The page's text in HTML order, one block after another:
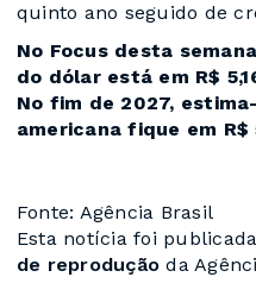
quinto ano seguido de
No Focus desta
do dólar está em R$
No fim de 2027,
americana fique em R$
Fonte: Agência Brasil
Esta notícia foi
de reprodução da